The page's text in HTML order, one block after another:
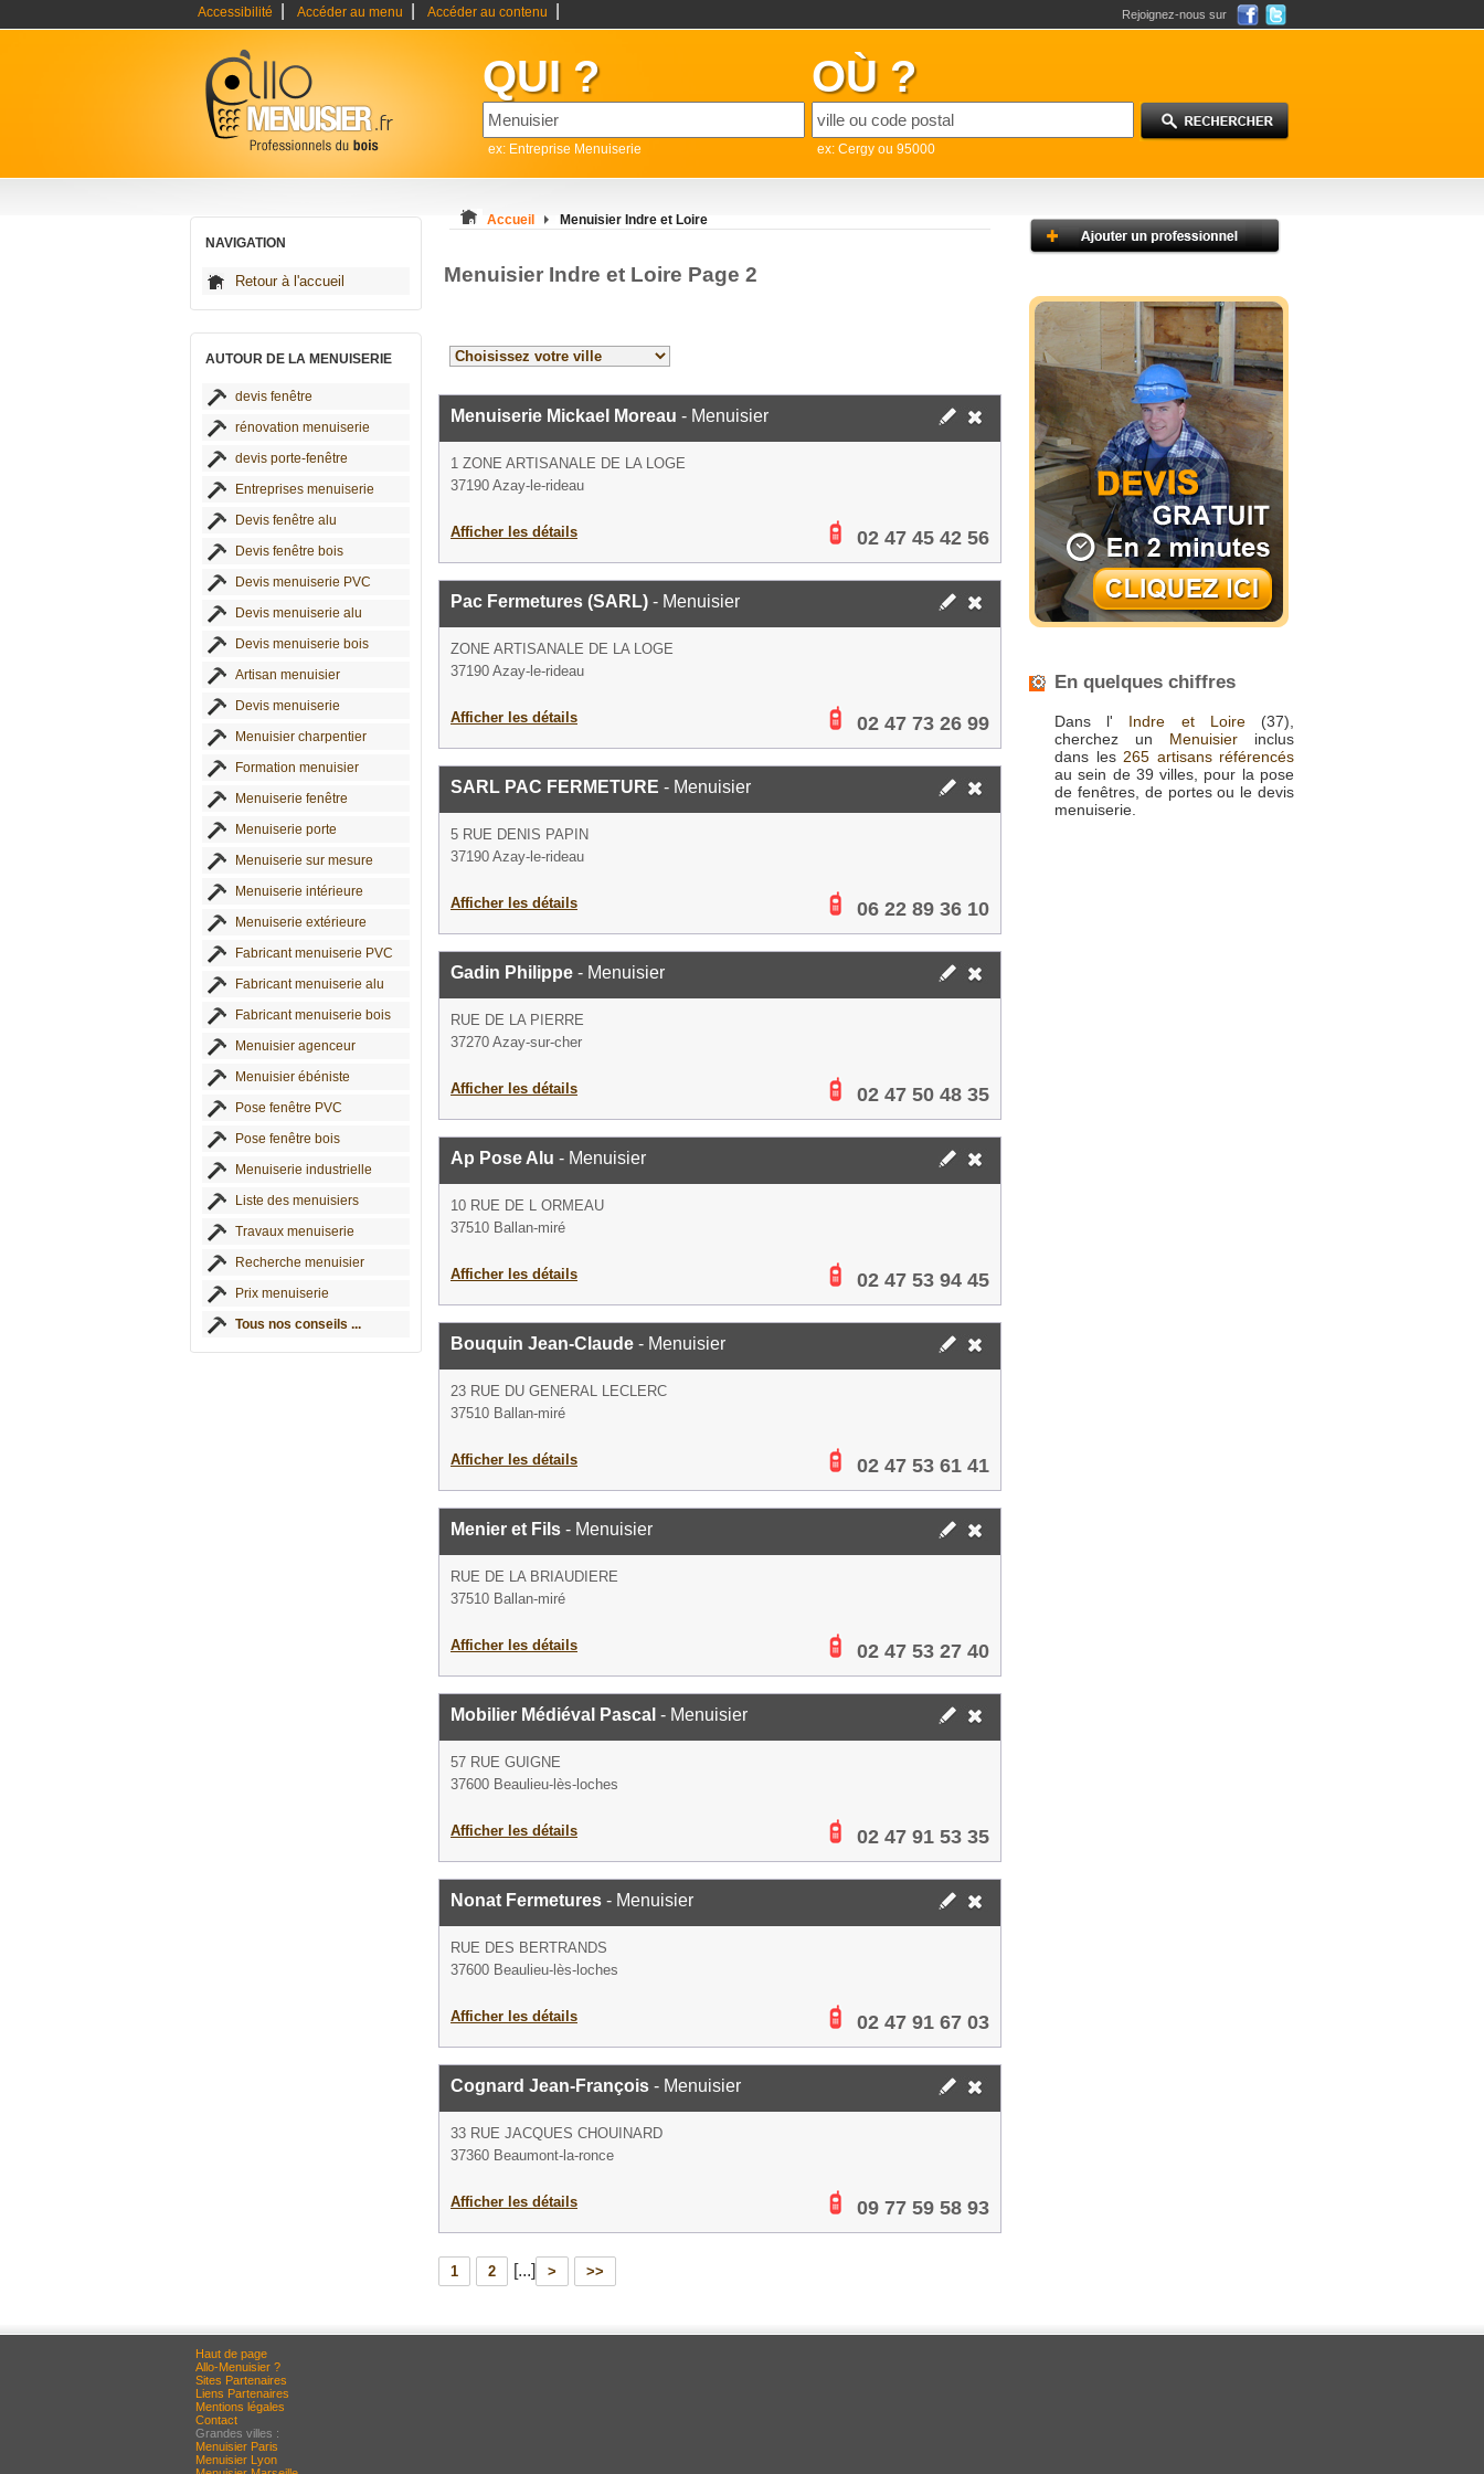
Accessibilité Accéder au menu Accéder au contenu Rejoignez-nous sur
QUI ?
ex: Entreprise Menuiserie
OÙ ?
ex: Cergy ou 95000
NAVIGATION
Retour à l'accueil
AUTOUR DE LA MENUISERIE
devis fenêtre
rénovation menuiserie
devis porte-fenêtre
Entreprises menuiserie
Devis fenêtre alu
Devis fenêtre bois
Devis menuiserie PVC
Devis menuiserie alu
Devis menuiserie bois
Artisan menuisier
Devis menuiserie
Menuisier charpentier
Formation menuisier
Menuiserie fenêtre
Menuiserie porte
Menuiserie sur mesure
Menuiserie intérieure
Menuiserie extérieure
Fabricant menuiserie PVC
Fabricant menuiserie alu
Fabricant menuiserie bois
Menuisier agenceur
Menuisier ébéniste
Pose fenêtre PVC
Pose fenêtre bois
Menuiserie industrielle
Liste des menuisiers
Travaux menuiserie
Recherche menuisier
Prix menuiserie
Tous nos conseils ...
Accueil Menuisier Indre et Loire
Menuisier Indre et Loire Page 2
Menuiserie Mickael Moreau - Menuisier
1 ZONE ARTISANALE DE LA LOGE
37190 Azay-le-rideau
Afficher les détails 02 47 45 42 56
Pac Fermetures (SARL) - Menuisier
ZONE ARTISANALE DE LA LOGE
37190 Azay-le-rideau
Afficher les détails 02 47 73 26 99
SARL PAC FERMETURE - Menuisier
5 RUE DENIS PAPIN
37190 Azay-le-rideau
Afficher les détails 06 22 89 36 10
Gadin Philippe - Menuisier
RUE DE LA PIERRE
37270 Azay-sur-cher
Afficher les détails 02 47 50 48 35
Ap Pose Alu - Menuisier
10 RUE DE L ORMEAU
37510 Ballan-miré
Afficher les détails 02 47 53 94 45
Bouquin Jean-Claude - Menuisier
23 RUE DU GENERAL LECLERC
37510 Ballan-miré
Afficher les détails 02 47 53 61 41
Menier et Fils - Menuisier
RUE DE LA BRIAUDIERE
37510 Ballan-miré
Afficher les détails 02 47 53 27 40
Mobilier Médiéval Pascal - Menuisier
57 RUE GUIGNE
37600 Beaulieu-lès-loches
Afficher les détails 02 47 91 53 35
Nonat Fermetures - Menuisier
RUE DES BERTRANDS
37600 Beaulieu-lès-loches
Afficher les détails 02 47 91 67 03
Cognard Jean-François - Menuisier
33 RUE JACQUES CHOUINARD
37360 Beaumont-la-ronce
Afficher les détails 09 77 59 58 93
1 2 [...] > >>
En quelques chiffres
Dans l' Indre et Loire(37),
cherchez un Menuisier inclus
dans les 265 artisans référencés
au sein de 39 villes, pour la pose
de fenêtres, de portes ou le devis
menuiserie.
Haut de page
Allo-Menuisier ?
Sites Partenaires
Liens Partenaires
Mentions légales
Contact
Grandes villes :
Menuisier Paris
Menuisier Lyon